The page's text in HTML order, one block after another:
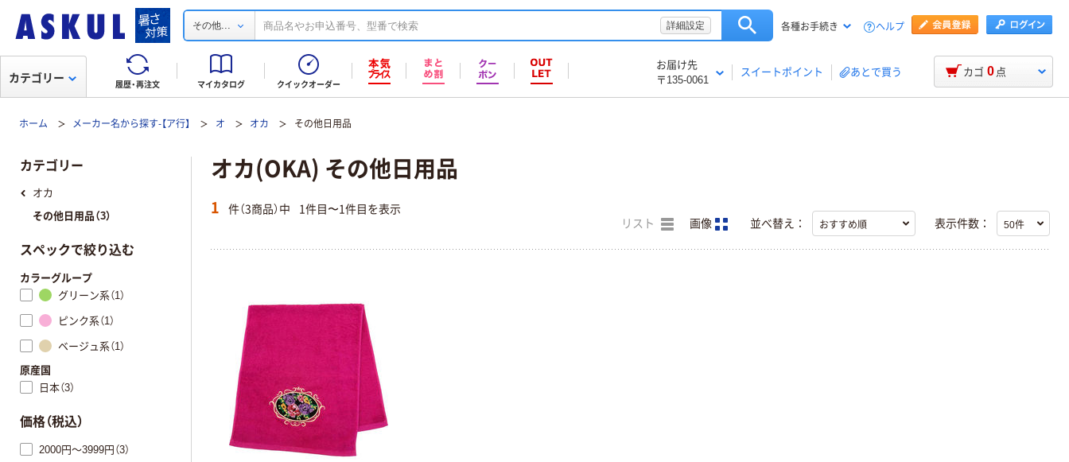
その他... 詳細設定 各種お手続き ヘルプ
履歴・再注文 マイカタログ クイックオーダー
お届け先
〒135-0061
スイートポイント あとで買う
カテゴリー カゴ 0 点
ホーム メーカー名から探す-【ア行】 オ オカ その他日用品
オカ(OKA) その他日用品
1 件（3商品）中 1件目〜1件目を表示
リスト 画像 並べ替え： 表示件数：
カテゴリー
オカ
その他日用品（3）
スペックで絞り込む
カラーグループ
グリーン系（1）
ピンク系（1）
ベージュ系（1）
原産国
日本（3）
価格（税込）
2000円～3999円（3）